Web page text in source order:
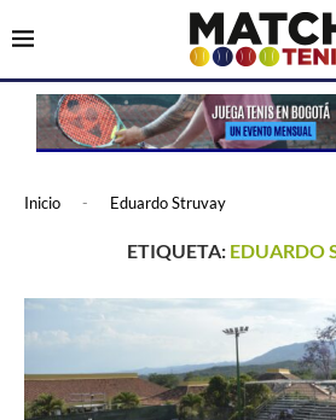
Inicio - Eduardo Struvay
ETIQUETA: EDUARDO